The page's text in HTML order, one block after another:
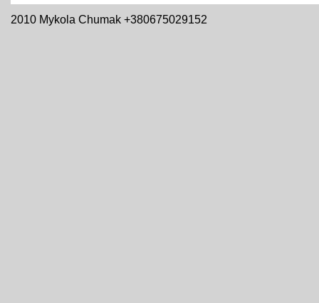
2010 Mykola Chumak +380675029152